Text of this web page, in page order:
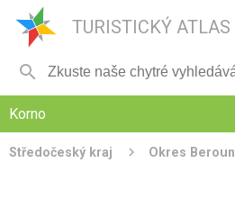
TURISTICKÝ ATLAS

Korno
Středočeský kraj Okres Beroun